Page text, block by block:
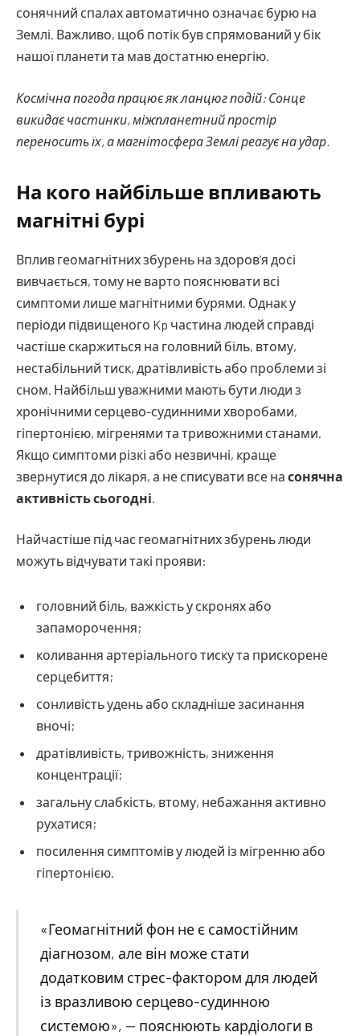
сонячний спалах автоматично означає бурю на
Землі. Важливо, щоб потік був спрямований у бік
нашої планети та мав достатню енергію.
Космічна погода працює як ланцюг подій: Сонце
викидає частинки, міжпланетний простір
переносить їх, а магнітосфера Землі реагує на удар.
На кого найбільше впливають
магнітні бурі
Вплив геомагнітних збурень на здоров’я досі
вивчається, тому не варто пояснювати всі
симптоми лише магнітними бурями. Однак у
періоди підвищеного Kp частина людей справді
частіше скаржиться на головний біль, втому,
нестабільний тиск, дратівливість або проблеми зі
сном. Найбільш уважними мають бути люди з
хронічними серцево-судинними хворобами,
гіпертонією, мігренями та тривожними станами.
Якщо симптоми різкі або незвичні, краще
звернутися до лікаря, а не списувати все на сонячна
активність сьогодні.
Найчастіше під час геомагнітних збурень люди
можуть відчувати такі прояви:
головний біль, важкість у скронях або
запаморочення;
коливання артеріального тиску та прискорене
серцебиття;
сонливість удень або складніше засинання
вночі;
дратівливість, тривожність, зниження
концентрації;
загальну слабкість, втому, небажання активно
рухатися;
посилення симптомів у людей із мігренню або
гіпертонією.
«Геомагнітний фон не є самостійним
діагнозом, але він може стати
додатковим стрес-фактором для людей
із вразливою серцево-судинною
системою», — пояснюють кардіологи в